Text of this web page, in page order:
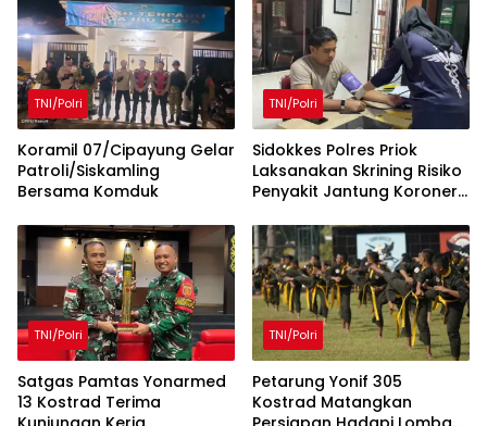
Kampung Sesor
Kampung Sesor
TNI/Polri
Koramil 07/Cipayung Gelar
Patroli/Siskamling
Bersama Komduk
TNI/Polri
Sidokkes Polres Priok
Laksanakan Skrining Risiko
Penyakit Jantung Koroner
TNI/Polri
Satgas Pamtas Yonarmed
13 Kostrad Terima
TNI/Polri
Petarung Yonif 305
Kostrad Matangkan